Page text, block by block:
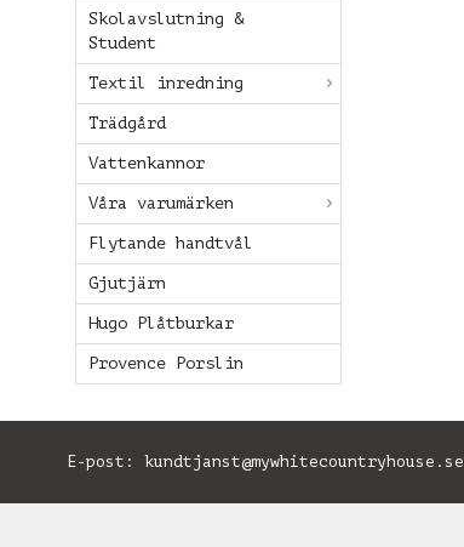
Skolavslutning &
Student
Textil inredning
Trädgård
Vattenkannor
Våra varumärken
Flytande handtvål
Gjutjärn
Hugo Plåtburkar
Provence Porslin
E-post: kundtjanst@mywhitecountryhouse.se